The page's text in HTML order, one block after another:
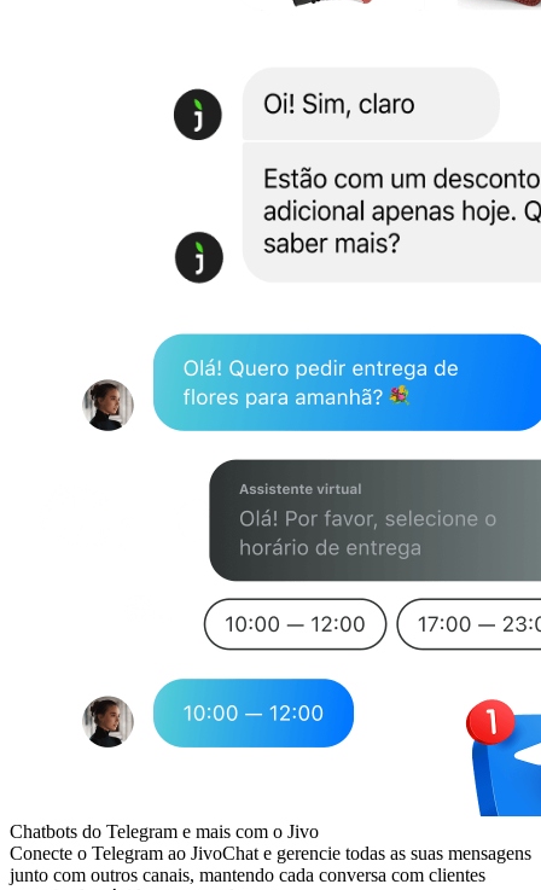
Chatbots do Telegram e mais com o Jivo
Conecte o Telegram ao JivoChat e gerencie todas as suas mensagens
junto com outros canais, mantendo cada conversa com clientes